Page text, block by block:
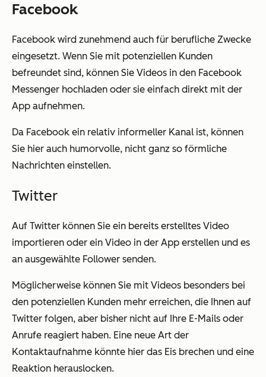
Facebook
Facebook wird zunehmend auch für berufliche Zwecke
eingesetzt. Wenn Sie mit potenziellen Kunden
befreundet sind, können Sie Videos in den Facebook
Messenger hochladen oder sie einfach direkt mit der
App aufnehmen.
Da Facebook ein relativ informeller Kanal ist, können
Sie hier auch humorvolle, nicht ganz so förmliche
Nachrichten einstellen.
Twitter
Auf Twitter können Sie ein bereits erstelltes Video
importieren oder ein Video in der App erstellen und es
an ausgewählte Follower senden.
Möglicherweise können Sie mit Videos besonders bei
den potenziellen Kunden mehr erreichen, die Ihnen auf
Twitter folgen, aber bisher nicht auf Ihre E-Mails oder
Anrufe reagiert haben. Eine neue Art der
Kontaktaufnahme könnte hier das Eis brechen und eine
Reaktion herauslocken.